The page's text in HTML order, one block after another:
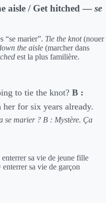
aisle / Get hitched — se
“se marier”. Tie the knot(nouer
the aisle (marcher dans
est la plus familière.
to tie the knot? B :
for six years already.
se marier ? B : Mystère. Ça
enterrer sa vie de jeune fille
enterrer sa vie de garçon